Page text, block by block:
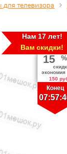
для телевизора
Нам 17 лет!
Вам скидки!
Конец
15 %
экономия
150